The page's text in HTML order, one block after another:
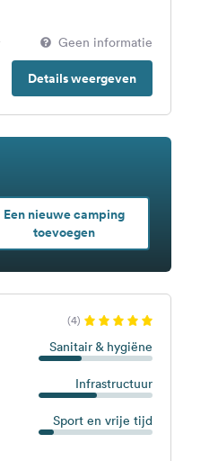
Geen informatie
Details weergeven
Een nieuwe camping
toevoegen
(4)
Sanitair & hygiëne
Infrastructuur
Sport en vrije tijd